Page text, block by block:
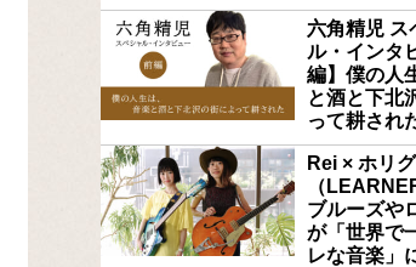
六角精児 ス
ル・インタ
編】僕の人
と酒と下北
って耕され
Rei × ホリ
（
ブルーズや
が「世界で
レな音楽」